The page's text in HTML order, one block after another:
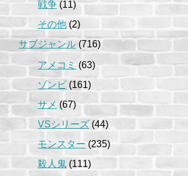
戦争 (11)
その他 (2)
サブジャンル (716)
アメコミ (63)
ゾンビ (161)
サメ (67)
VSシリーズ (44)
モンスター (235)
殺人鬼 (111)